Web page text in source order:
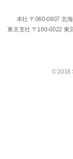
本社 〒060-0807 北
東京支社 〒160-0022 東
© 2018